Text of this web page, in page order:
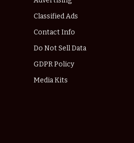
Classified Ads
Contact Info
Do Not Sell Data
GDPR Policy
Media Kits